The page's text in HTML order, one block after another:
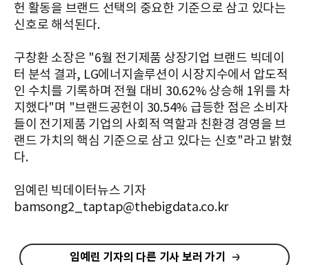
헌 활동을 브랜드 선택의 중요한 기준으로 삼고 있다는
신호로 해석된다.
구창환 소장은 "6월 전기제품 상장기업 브랜드 빅데이
터 분석 결과, LG에너지솔루션이 시장지수에서 압도적
인 수치를 기록하며 전월 대비 30.62% 상승해 1위를 차
지했다"며 "브랜드공헌이 30.54% 급등한 점은 소비자
들이 전기제품 기업의 사회적 역할과 친환경 경영을 브
랜드 가치의 핵심 기준으로 삼고 있다는 신호"라고 밝혔
다.
임예린 빅데이터뉴스 기자
bamsong2_taptap@thebigdata.co.kr
임예린 기자의 다른 기사 보러 가기